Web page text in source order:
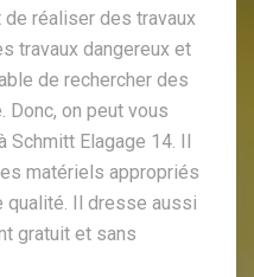
réaliser des travaux
travaux dangereux et
de rechercher des
on peut vous
Schmitt Elagage 14. Il
matériels appropriés
qualité. Il dresse aussi
gratuit et sans